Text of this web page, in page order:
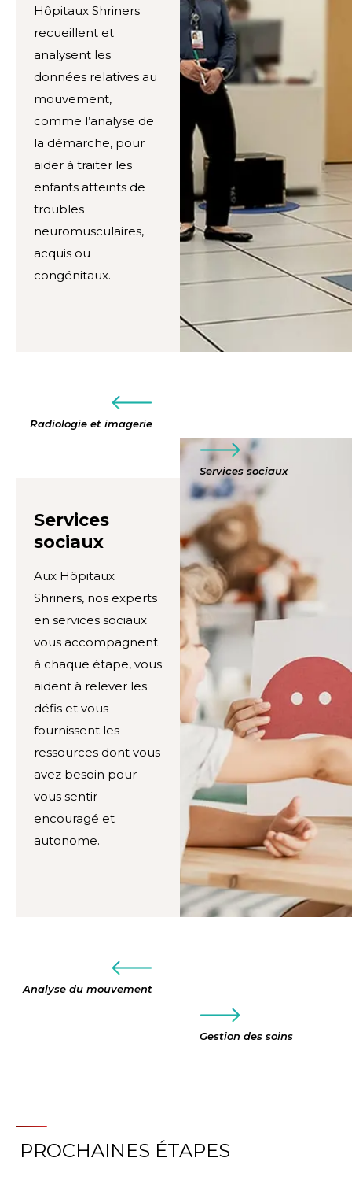
Hôpitaux Shriners
recueillent et
analysent les
données relatives au
mouvement,
comme l’analyse de
la démarche, pour
aider à traiter les
enfants atteints de
troubles
neuromusculaires,
acquis ou
congénitaux.
Radiologie et imagerie
Services sociaux
Services
sociaux
Aux Hôpitaux
Shriners, nos experts
en services sociaux
vous accompagnent
à chaque étape, vous
aident à relever les
défis et vous
fournissent les
ressources dont vous
avez besoin pour
vous sentir
encouragé et
autonome.
Analyse du mouvement
Gestion des soins
PROCHAINES ÉTAPES